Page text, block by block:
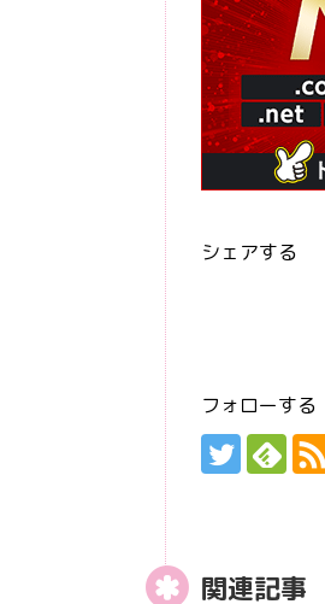
シェアする
フォローする
関連記事